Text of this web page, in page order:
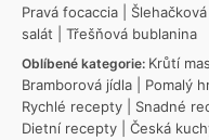
Pravá focaccia
salát
Třešňová bublanina
Oblíbené kategorie: Krůtí
Bramborová jídla
Pomalý
Rychlé recepty
Snadné
Dietní recepty
Česká